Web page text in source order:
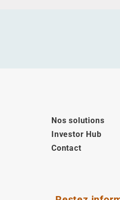
Nos solutions
Investor Hub
Contact